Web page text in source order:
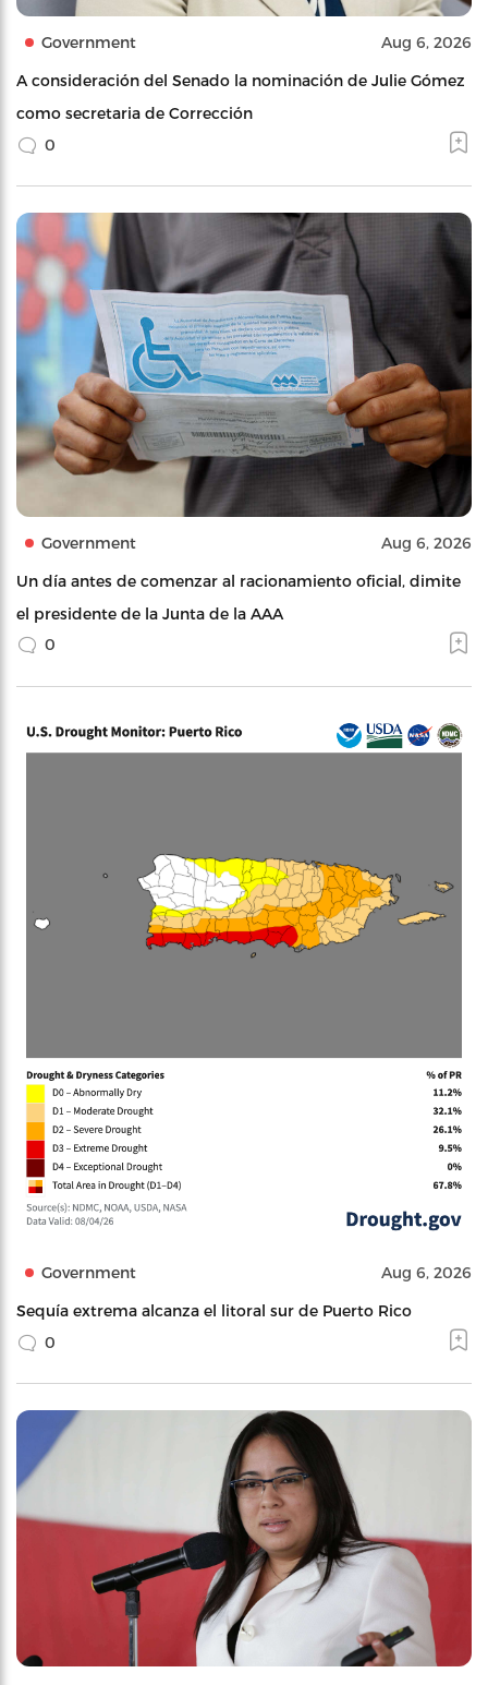
Government Aug 6, 2026
A consideración del Senado la nominación de Julie Gómez
como secretaria de Corrección
0
Government Aug 6, 2026
Un día antes de comenzar al racionamiento oficial, dimite
el presidente de la Junta de la AAA
0
Government Aug 6, 2026
Sequía extrema alcanza el litoral sur de Puerto Rico
0